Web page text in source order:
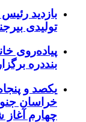
بازدید
تولیدی
پیاده‌روی
بنددره
یکصد و
خراسان
چهارم آغاز